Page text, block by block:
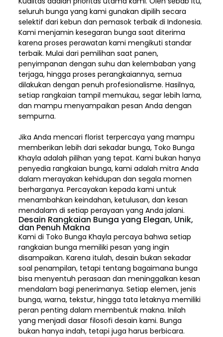
seluruh bunga yang kami gunakan dipilih secara
selektif dari kebun dan pemasok terbaik di Indonesia.
Kami menjamin kesegaran bunga saat diterima
karena proses perawatan kami mengikuti standar
terbaik. Mulai dari pemilihan saat panen,
penyimpanan dengan suhu dan kelembaban yang
terjaga, hingga proses perangkaiannya, semua
dilakukan dengan penuh profesionalisme. Hasilnya,
setiap rangkaian tampil memukau, segar lebih lama,
dan mampu menyampaikan pesan Anda dengan
sempurna.
Jika Anda mencari florist terpercaya yang mampu
memberikan lebih dari sekadar bunga, Toko Bunga
Khayla adalah pilihan yang tepat. Kami bukan hanya
penyedia rangkaian bunga, kami adalah mitra Anda
dalam merayakan kehidupan dan segala momen
berharganya. Percayakan kepada kami untuk
menambahkan keindahan, ketulusan, dan kesan
mendalam di setiap perayaan yang Anda jalani.
Desain Rangkaian Bunga yang Elegan, Unik,
dan Penuh Makna
Kami di Toko Bunga Khayla percaya bahwa setiap
rangkaian bunga memiliki pesan yang ingin
disampaikan. Karena itulah, desain bukan sekadar
soal penampilan, tetapi tentang bagaimana bunga
bisa menyentuh perasaan dan meninggalkan kesan
mendalam bagi penerimanya. Setiap elemen, jenis
bunga, warna, tekstur, hingga tata letaknya memiliki
peran penting dalam membentuk makna. Inilah
yang menjadi dasar filosofi desain kami. Bunga
bukan hanya indah, tetapi juga harus berbicara.